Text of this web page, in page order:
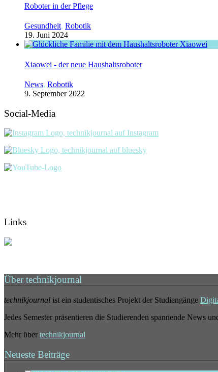
Roboter in der Pflege
Gesundheit, Robotik
19. Juni 2024
Xiaowei - der neue Haushaltsroboter
News, Robotik
9. September 2022
Social-Media
Links
Über technikjournal
technikjournal ist ein studentisches Projekt der Studiengänge
Jedes Semester präsentieren die Studierenden spannende
Mehr über technikjournal
Neueste Beiträge